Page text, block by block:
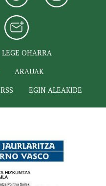
LEGE OHARRA
ARAUAK
RSS EGIN ALEAKIDE